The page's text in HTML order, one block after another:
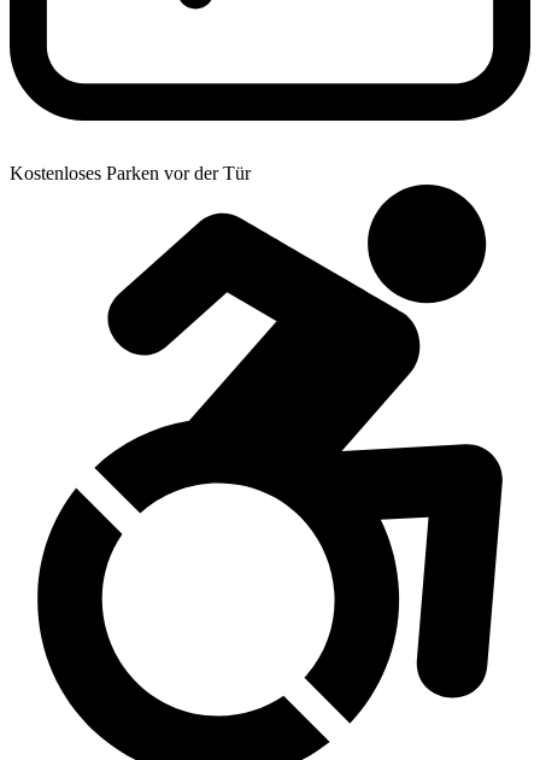
Kostenloses Parken vor der Tür